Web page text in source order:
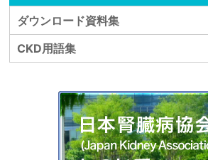
ダウンロード資料集
CKD用語集